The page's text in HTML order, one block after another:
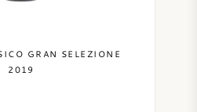
GRAN SELEZIONE
2019